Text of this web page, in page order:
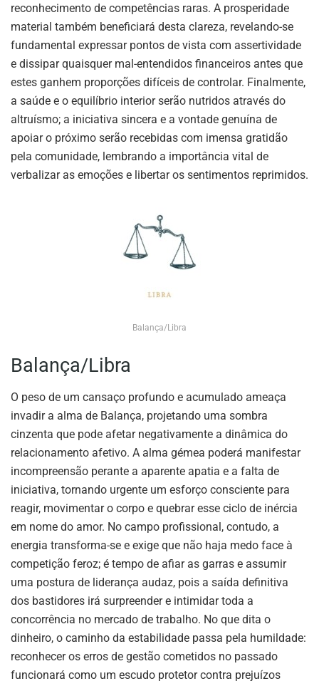
reconhecimento de competências raras. A prosperidade
material também beneficiará desta clareza, revelando-se
fundamental expressar pontos de vista com assertividade
e dissipar quaisquer mal-entendidos financeiros antes que
estes ganhem proporções difíceis de controlar. Finalmente,
a saúde e o equilíbrio interior serão nutridos através do
altruísmo; a iniciativa sincera e a vontade genuína de
apoiar o próximo serão recebidas com imensa gratidão
pela comunidade, lembrando a importância vital de
verbalizar as emoções e libertar os sentimentos reprimidos.
Balança/Libra
Balança/Libra
O peso de um cansaço profundo e acumulado ameaça
invadir a alma de Balança, projetando uma sombra
cinzenta que pode afetar negativamente a dinâmica do
relacionamento afetivo. A alma gémea poderá manifestar
incompreensão perante a aparente apatia e a falta de
iniciativa, tornando urgente um esforço consciente para
reagir, movimentar o corpo e quebrar esse ciclo de inércia
em nome do amor. No campo profissional, contudo, a
energia transforma-se e exige que não haja medo face à
competição feroz; é tempo de afiar as garras e assumir
uma postura de liderança audaz, pois a saída definitiva
dos bastidores irá surpreender e intimidar toda a
concorrência no mercado de trabalho. No que dita o
dinheiro, o caminho da estabilidade passa pela humildade:
reconhecer os erros de gestão cometidos no passado
funcionará como um escudo protetor contra prejuízos